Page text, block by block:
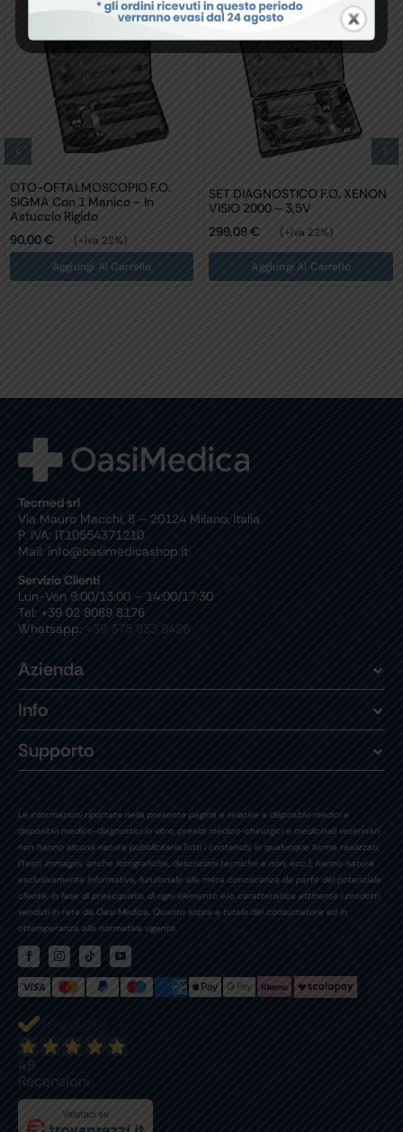
OTO-OFTALMOSCOPIO F.O.
SIGMA Con 1 Manico – In
Astuccio Rigido
90,00€
(+iva 22%)
Aggiungi Al Carrello
SET DIAGNOSTICO F.O. XENON
VISIO 2000 – 3,5V
299,09€ (+iva 22%)
Aggiungi Al Carrello
Tecmed srl
Via Mauro Macchi, 8 – 20124 Milano, Italia
P. IVA: IT10554371210
Mail: info@oasimedicashop.it
Servizio Clienti
Lun-Ven 9:00/13:00 – 14:00/17:30
Tel: +39 02 8089 8176
Whatsapp: +39 375 933 8426
Azienda
Info
Supporto
Le informazioni riportate nella presente pagina e relative a dispositivi medici e
dispositivi medico-diagnostici in vitro, presidi medico-chirurgici e medicinali veterinari
non hanno alcuna natura pubblicitaria.Tutti i contenuti, in qualunque forma realizzati,
(testi, immagini, anche fotografiche, descrizioni tecniche e non, ecc.), hanno natura
esclusivamente informativa, funzionale alla mera conoscenza da parte del potenziale
cliente, in fase di preacquisto, di ogni elemento e/o caratteristica attinente i prodotti
venduti in rete da Oasi Medica. Quanto sopra a tutela del consumatore ed in
ottemperanza alla normativa vigente.
48
Recensioni